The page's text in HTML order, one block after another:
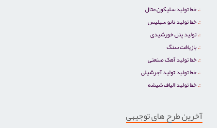
خط تولید سلیکون متال
خط تولید نانو سیلیس
تولید پنل خورشیدی
بازیافت سنگ
خط تولید آهک صنعتی
خط تولید تولید آجرشیلی
خط تولید الیاف شیشه
آخرین طرح های توجیهی